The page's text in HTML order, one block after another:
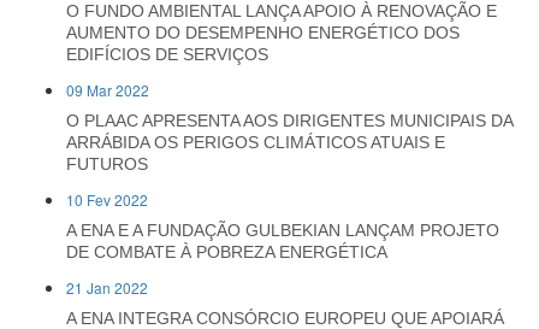
O FUNDO AMBIENTAL LANÇA APOIO À RENOVAÇÃO E
AUMENTO DO DESEMPENHO ENERGÉTICO DOS
EDIFÍCIOS DE SERVIÇOS
09 Mar 2022
O PLAAC APRESENTA AOS DIRIGENTES MUNICIPAIS DA
ARRÁBIDA OS PERIGOS CLIMÁTICOS ATUAIS E
FUTUROS
10 Fev 2022
A ENA E A FUNDAÇÃO GULBEKIAN LANÇAM PROJETO
DE COMBATE À POBREZA ENERGÉTICA
21 Jan 2022
A ENA INTEGRA CONSÓRCIO EUROPEU QUE APOIARÁ